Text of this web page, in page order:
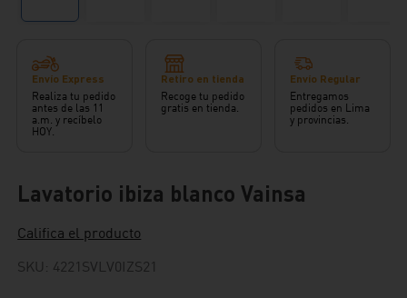
Envío Express
Realiza tu pedido
antes de las 11
a.m. y recíbelo
HOY.
Retiro en tienda
Recoge tu pedido
gratis en tienda.
Envío Regular
Entregamos
pedidos en Lima
y provincias.
Lavatorio ibiza blanco Vainsa
Califica el producto
SKU : 4221SVLV0IZS21